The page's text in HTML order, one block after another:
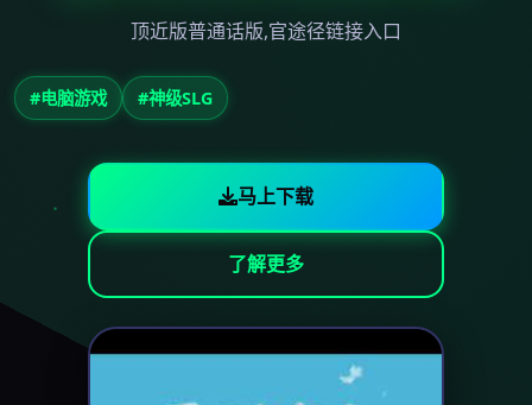
顶近版普通话版,官途径链接入口
#电脑游戏 #神级SLG
马上下载
了解更多